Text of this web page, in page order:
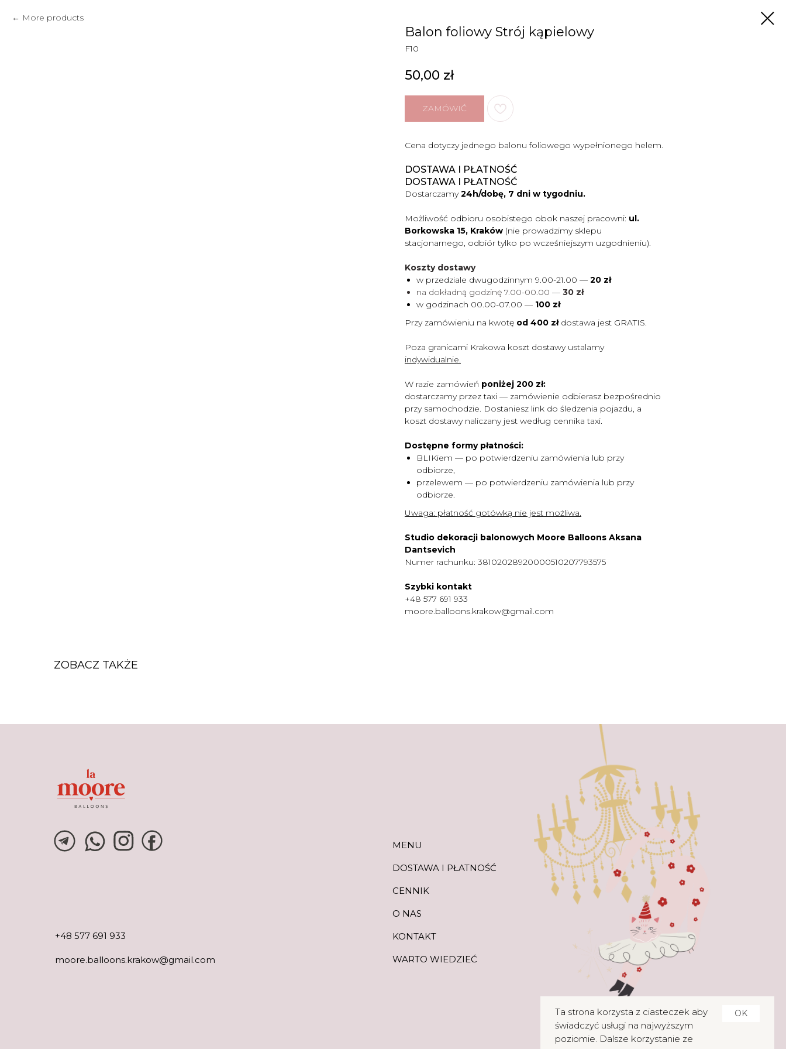
More products
Balon foliowy Strój kąpielowy
F10
50,00 zł
ZAMÓWIĆ
Cena dotyczy jednego balonu foliowego wypełnionego helem.
DOSTAWA I PŁATNOŚĆ
DOSTAWA I PŁATNOŚĆ
Dostarczamy24h/dobę, 7 dni w tygodniu.
Możliwość odbioru osobistego obok naszej pracowni: ul.
Borkowska 15, Kraków (nie prowadzimy sklepu
stacjonarnego, odbiór tylko po wcześniejszym uzgodnieniu).
Koszty dostawy
w przedziale dwugodzinnym 9.00-21.00 — 20 zł
na dokładną godzinę 7.00-00.00 — 30 zł
w godzinach 00.00-07.00 — 100 zł
Przy zamówieniu na kwotę od 400 zł dostawa jest GRATIS.
Poza granicami Krakowa koszt dostawy ustalamy
indywidualnie.
W razie zamówień poniżej 200 zł:
dostarczamy przez taxi — zamówienie odbierasz bezpośrednio
przy samochodzie. Dostaniesz link do śledzenia pojazdu, a
koszt dostawy naliczany jest według cennika taxi.
Dostępne formy płatności:
BLIKiem — po potwierdzeniu zamówienia lub przy
odbiorze,
przelewem — po potwierdzeniu zamówienia lub przy
odbiorze.
Uwaga: płatność gotówką nie jest możliwa.
Studio dekoracji balonowych Moore Balloons Aksana
Dantsevich
Numer rachunku: 38102028920000510207793575
Szybki kontakt
+48 577 691 933
moore.balloons.krakow@gmail.com
ZOBACZ TAKŻE
+48 577 691 933
moore.balloons.krakow@gmail.com
KONTAKT
O NAS
CENNIK
DOSTAWA I PŁATNOŚĆ
MENU
WARTO WIEDZIEĆ
Ta strona korzysta z ciasteczek aby
świadczyć usługi na najwyższym
poziomie. Dalsze korzystanie ze
OK